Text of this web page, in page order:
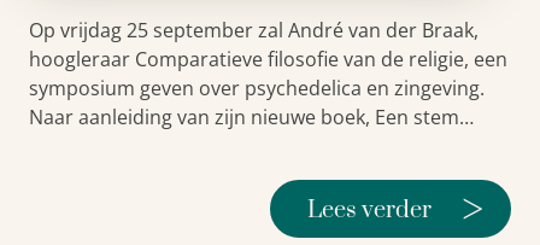
Op vrijdag 25 september zal André van der Braak,
hoogleraar Comparatieve filosofie van de religie, een
symposium geven over psychedelica en zingeving.
Naar aanleiding van zijn nieuwe boek, Een stem…
Lees verder >